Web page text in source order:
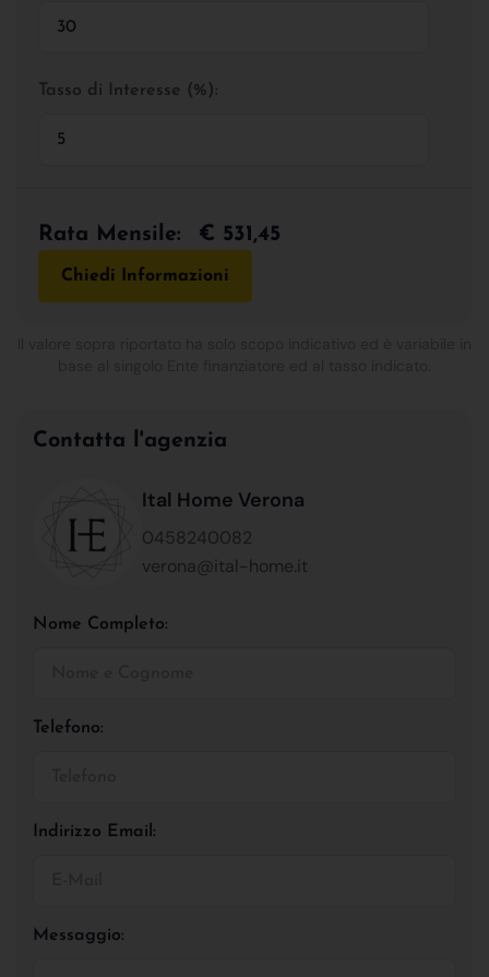
Tasso di Interesse (%):
Rata Mensile: € 531,45
Chiedi Informazioni
Contatta l'agenzia
Ital Home Verona
0458240082
verona@ital-home.it
Nome Completo:
Telefono:
Indirizzo Email:
Messaggio: